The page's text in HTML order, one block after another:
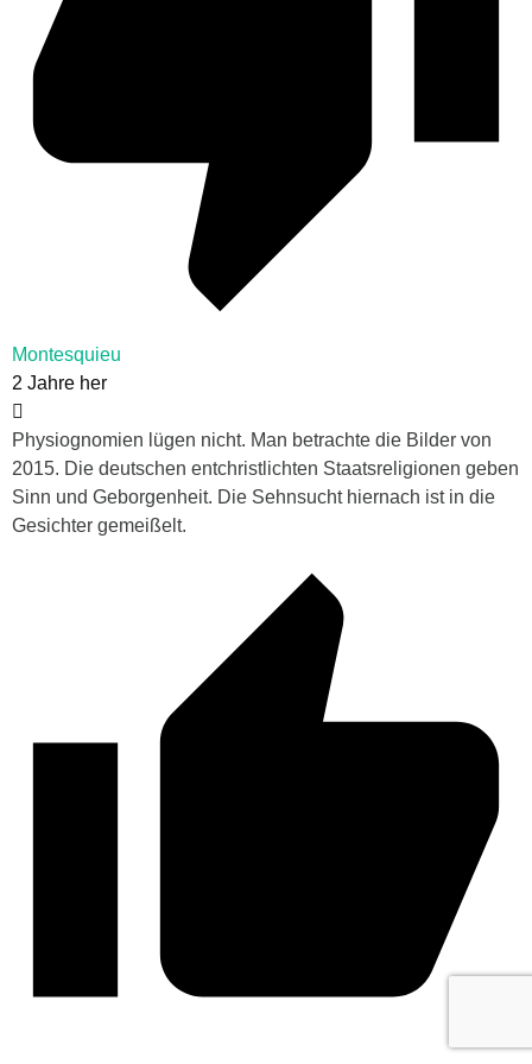
Montesquieu
2 Jahre her
Physiognomien lügen nicht. Man betrachte die Bilder von
2015. Die deutschen entchristlichten Staatsreligionen geben
Sinn und Geborgenheit. Die Sehnsucht hiernach ist in die
Gesichter gemeißelt.